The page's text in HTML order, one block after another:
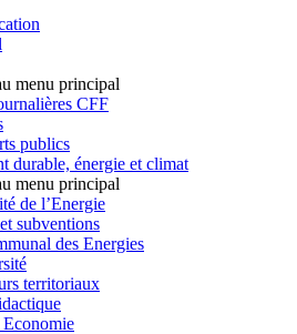
menu principal
CFF
publics
durable, énergie et climat
menu principal
de l’Energie
subventions
des Energies
territoriaux